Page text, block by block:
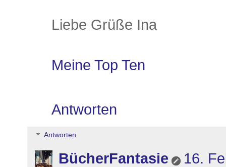
Liebe Grüße Ina
Meine Top Ten
Antworten
Antworten
BücherFantasie
16.